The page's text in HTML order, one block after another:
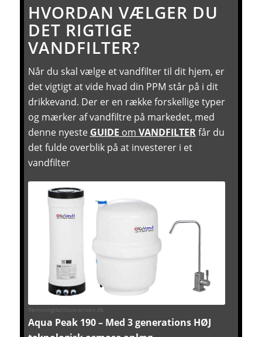
HVORDAN VÆLGER DU
DET RIGTIGE
VANDFILTER?
Når du skal vælge et vandfilter til dit hjem, er
det vigtigt at vide hvad din PPM står på i dit
drikkevand. Der er en række forskellige typer
og mærker af vandfiltre på markedet, med
denne nyeste GUIDE om VANDFILTERfår du
det fulde overblik på at investerer i et
vandfilter
flemmingdahlsoerensen.dk
Aqua Peak 190 – Med 3 generations HØJ